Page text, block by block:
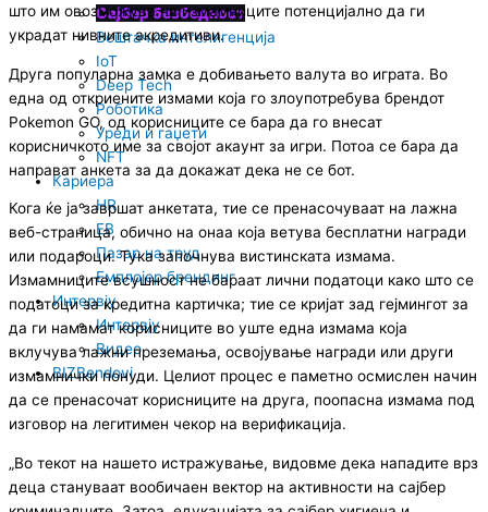
Сајбер безбедност
Вештачка интелигенција
IoT
Deep Tech
Роботика
Уреди и гаџети
NFT
Кариера
HR
EB
Пазар на труд
Емплојер брендинг
Интервју
Интервју
Видео
BIZBendovi
што им овозможува на измамниците потенцијално да ги
украдат нивните акредитиви.
Друга популарна замка е добивањето валута во играта. Во
една од откриените измами која го злоупотребува брендот
Pokemon GO, од корисниците се бара да го внесат
корисничкото име за својот акаунт за игри. Потоа се бара да
направат анкета за да докажат дека не се бот.
Кога ќе ја завршат анкетата, тие се пренасочуваат на лажна
веб-страница, обично на онаа која ветува бесплатни награди
или подароци. Тука започнува вистинската измама.
Измамниците всушност не бараат лични податоци како што се
податоци за кредитна картичка; тие се кријат зад гејмингот за
да ги намамат корисниците во уште една измама која
вклучува лажни преземања, освојување награди или други
измамнички понуди. Целиот процес е паметно осмислен начин
да се пренасочат корисниците на друга, поопасна измама под
изговор на легитимен чекор на верификација.
„Во текот на нашето истражување, видовме дека нападите врз
деца стануваат вообичаен вектор на активности на сајбер